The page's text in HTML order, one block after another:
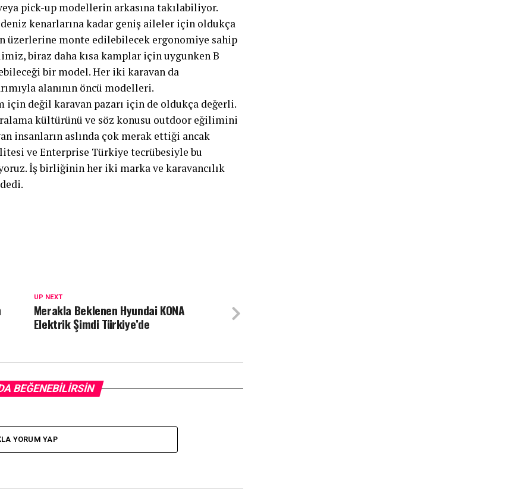
pick-up modellerin arkasına takılabiliyor.
kenarlarına kadar geniş aileler için oldukça
üzerlerine monte edilebilecek ergonomiye sahip
biraz daha kısa kamplar için uygunken B
bir model. Her iki karavan da
alanının öncü modelleri.
değil karavan pazarı için de oldukça değerli.
kültürünü ve söz konusu outdoor eğilimini
insanların aslında çok merak ettiği ancak
ve Enterprise Türkiye tecrübesiyle bu
İş birliğinin her iki marka ve karavancılık
UP NEXT
Merakla Beklenen Hyundai KONA
Elektrik Şimdi Türkiye’de
BEĞENEBILIRSIN
YORUM YAP